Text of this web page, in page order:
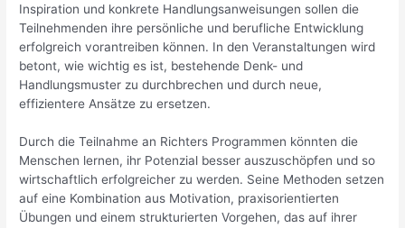
Inspiration und konkrete Handlungsanweisungen sollen die
Teilnehmenden ihre persönliche und berufliche Entwicklung
erfolgreich vorantreiben können. In den Veranstaltungen wird
betont, wie wichtig es ist, bestehende Denk- und
Handlungsmuster zu durchbrechen und durch neue,
effizientere Ansätze zu ersetzen.
Durch die Teilnahme an Richters Programmen könnten die
Menschen lernen, ihr Potenzial besser auszuschöpfen und so
wirtschaftlich erfolgreicher zu werden. Seine Methoden setzen
auf eine Kombination aus Motivation, praxisorientierten
Übungen und einem strukturierten Vorgehen, das auf ihrer